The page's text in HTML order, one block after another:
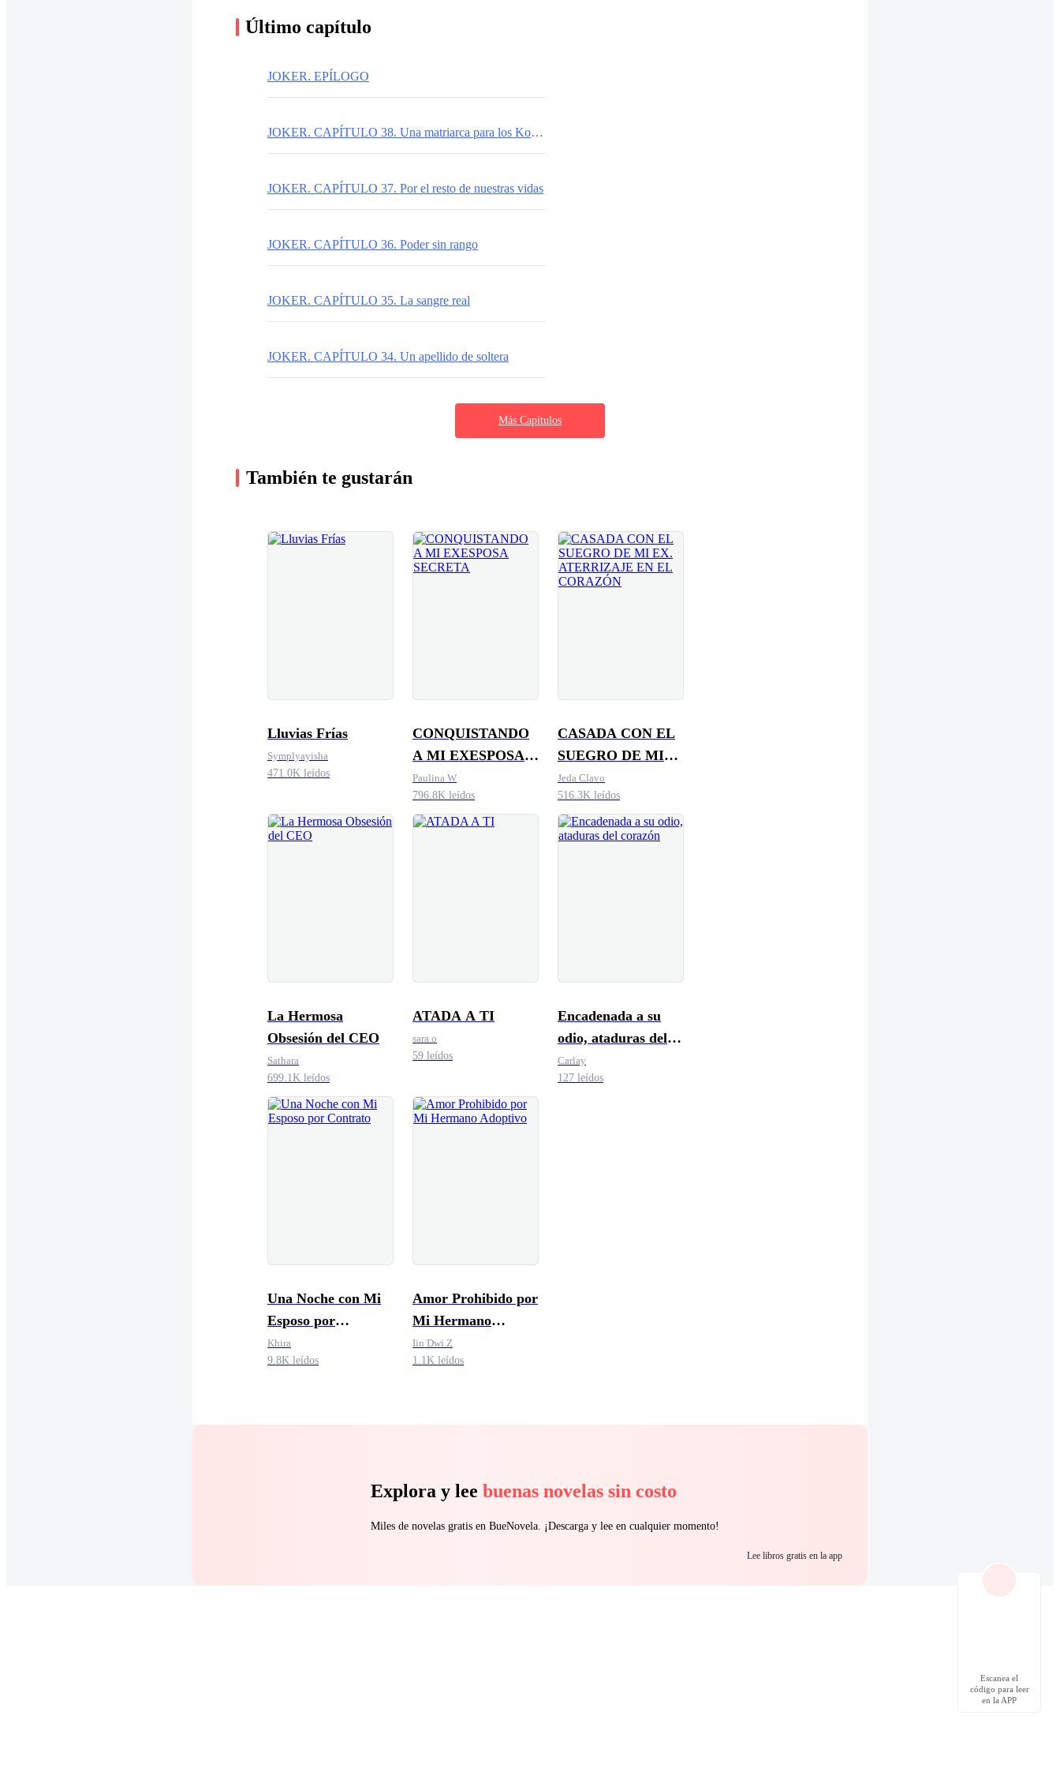
Último capítulo
JOKER. EPÍLOGO
JOKER. CAPÍTULO 38. Una matriarca para los Kobayashi
JOKER. CAPÍTULO 37. Por el resto de nuestras vidas
JOKER. CAPÍTULO 36. Poder sin rango
JOKER. CAPÍTULO 35. La sangre real
JOKER. CAPÍTULO 34. Un apellido de soltera
Más Capítulos
También te gustarán
Lluvias Frías
Symplyayisha
471.0K leídos
CONQUISTANDO
A MI EXESPOSA
SECRETA
Paulina W
796.8K leídos
CASADA CON EL
SUEGRO DE MI
EX. ATERRIZAJE
EN EL CORAZÓN
Jeda Clavo
516.3K leídos
La Hermosa
Obsesión del CEO
Sathara
699.1K leídos
ATADA A TI
sara o
59 leídos
Encadenada a su
odio, ataduras del
corazón
Carlay
127 leídos
Una Noche con Mi
Esposo por
Contrato
Khira
9.8K leídos
Amor Prohibido por
Mi Hermano
Adoptivo
Iin Dwi Z
1.1K leídos
Explora y lee buenas novelas sin costo
Miles de novelas gratis en BueNovela. ¡Descarga y lee en cualquier momento!
Lee libros gratis en la app
Escanea el
código para leer
en la APP